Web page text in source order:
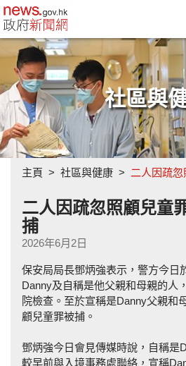
政府新聞網主頁
社區與
主頁 社區與健康 二人因疏
二人因疏忽照顧兒童
捕
2026年6月2日
保安局局長鄧炳強表示，警方今日
Danny及自稱是他父親和母親的人
院檢查。至於宣稱是Danny父親和
顧兒童罪被捕。
鄧炳強今日會見傳媒時說，自稱是
較早前與入境事務處聯絡，宣稱